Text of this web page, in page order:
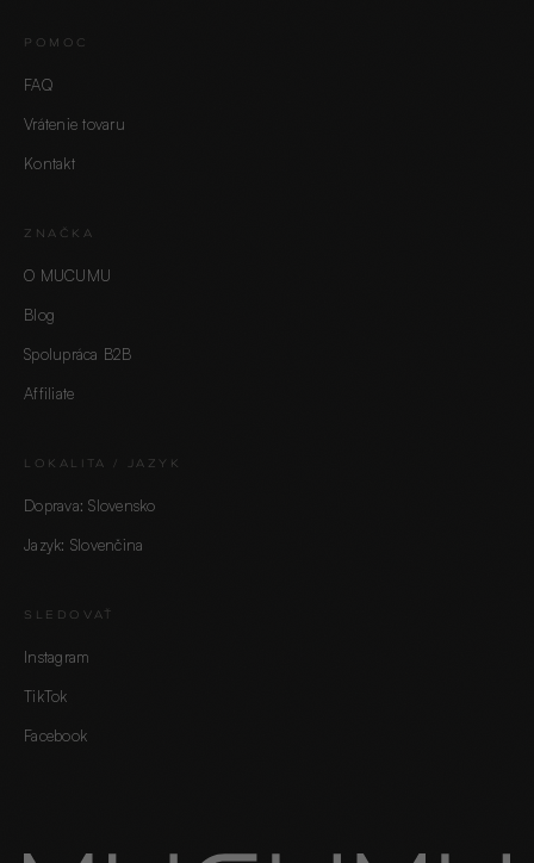
POMOC
FAQ
Vrátenie tovaru
Kontakt
ZNAČKA
O MUCUMU
Blog
Spolupráca B2B
Affiliate
LOKALITA / JAZYK
Doprava: Slovensko
Jazyk: Slovenčina
SLEDOVAŤ
Instagram
TikTok
Facebook